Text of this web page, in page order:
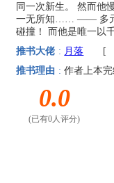
同一次新生。 然而他
一无所知…… —— 多元
碰撞！ 而他是唯一以
推书大佬 : 月落 [
推书理由 : 作者上本完
0.0
(已有0人评分)